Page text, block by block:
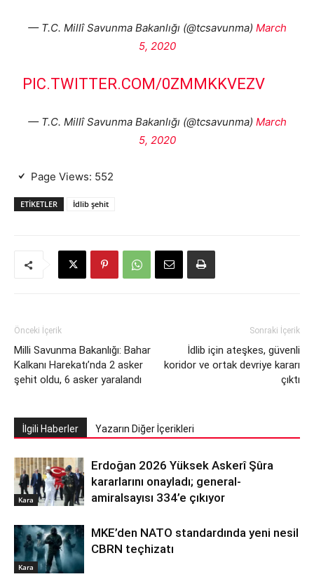
— T.C. Millî Savunma Bakanlığı (@tcsavunma) March
5, 2020
PIC.TWITTER.COM/0ZMMKKVEZV
— T.C. Millî Savunma Bakanlığı (@tcsavunma) March
5, 2020
Page Views: 552
ETIKETLER İdlib şehit
Önceki İçerik
Milli Savunma Bakanlığı: Bahar
Kalkanı Harekatı’nda 2 asker
şehit oldu, 6 asker yaralandı
Sonraki İçerik
İdlib için ateşkes, güvenli
koridor ve ortak devriye kararı
çıktı
İlgili Haberler Yazarın Diğer İçerikleri
Kara
Erdoğan 2026 Yüksek Askerî Şûra
kararlarını onayladı; general-
amiralsayısı 334’e çıkıyor
Kara
MKE’den NATO standardında yeni nesil
CBRN teçhizatı